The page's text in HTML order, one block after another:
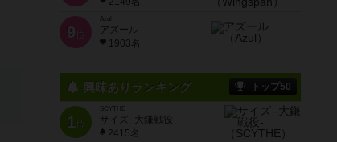
9 位
Azul
アズール
1903名
興味ありランキング トップ50
1位
SCYTHE
サイズ -大鎌戦役-
2415名